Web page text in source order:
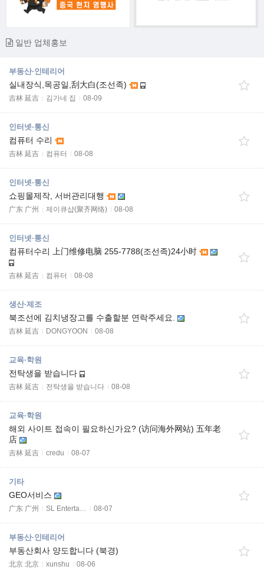
일반 업체홍보
부동산·인테리어
실내장식,목공일,刮大白(조선족)
吉林 延吉 김가네 집 08-09
인터넷·통신
컴퓨터 수리
吉林 延吉 컴퓨터 08-08
인터넷·통신
쇼핑몰제작, 서버관리대행
广东 广州 제이큐샵(聚齐网络) 08-08
인터넷·통신
컴퓨터수리 上门维修电脑 255-7788(조선족)24小时
吉林 延吉 컴퓨터 08-08
생산·제조
북조선에 김치냉장고를 수출할분 연락주세요.
吉林 延吉 DONGYOON 08-08
교육·학원
전탁생을 받습니다
吉林 延吉 전탁생을 받습니다 08-08
교육·학원
해외 사이트 접속이 필요하신가요? (访问海外网站) 五年老
店
吉林 延吉 credu 08-07
기타
GEO서비스
广东 广州 SL Enterta… 08-07
부동산·인테리어
부동산회사 양도합니다 (북경)
北京 北京 xunshu 08-06